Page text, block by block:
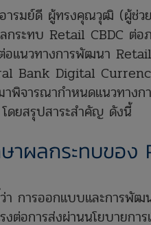
ารมย์ดี ผู้ทรงคุณวุฒิ (ผู้ช่วย
กระทบ Retail CBDC ต่อ
อแนวทางการพัฒนา
Bank Digital
พิจารณากำหนดแนวทาง
ดยสรุปสาระสำคัญ ดังนี้
าผลกระทบของ
า การออกแบบและการพัฒ
งต่อการส่งผ่านนโยบายกา